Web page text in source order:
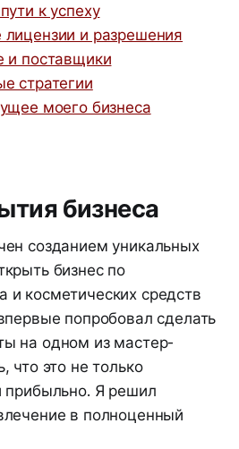
к успеху
и разрешения
и поставщики
стратегии
моего бизнеса
бизнеса
созданием уникальных
бизнес по
и косметических средств
попробовал сделать
на одном из мастер-
что это не только
прибыльно. Я решил
в полноценный